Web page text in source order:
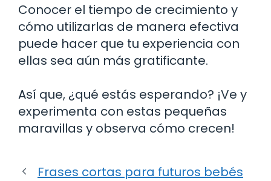
Conocer el tiempo de crecimiento y
cómo utilizarlas de manera efectiva
puede hacer que tu experiencia con
ellas sea aún más gratificante.
Así que, ¿qué estás esperando? ¡Ve y
experimenta con estas pequeñas
maravillas y observa cómo crecen!
Frases cortas para futuros bebés